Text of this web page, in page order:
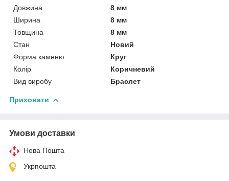
Довжина
8 мм
Ширина
8 мм
Товщина
8 мм
Стан
Новий
Форма каменю
Круг
Колір
Коричневий
Вид виробу
Браслет
Приховати
Умови доставки
Нова Пошта
Укрпошта